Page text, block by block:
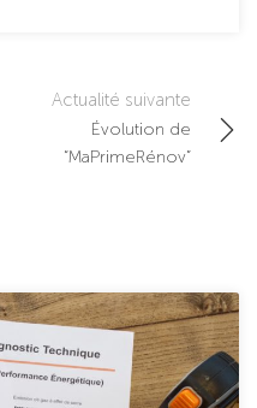
Actualité suivante
Évolution de
“MaPrimeRénov”